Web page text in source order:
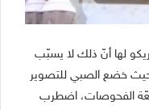
لها أنّ ذلك لا يسبّب
حيث خضع الصبي للتصوير
الفحوصات، اضطرب